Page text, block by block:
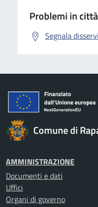
Problemi in città
Segnala
Comune di
AMMINISTRAZIONE
Documenti e dati
Uffici
Organi di governo